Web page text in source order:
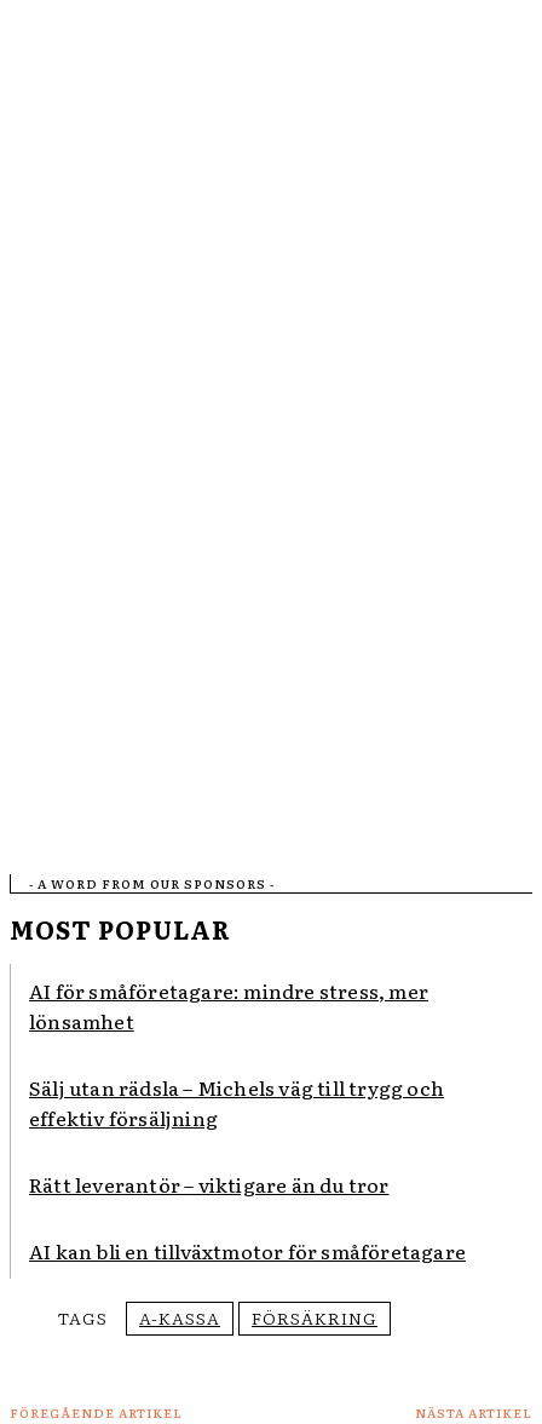
- A WORD FROM OUR SPONSORS -
MOST POPULAR
AI för småföretagare: mindre stress, mer
lönsamhet
Sälj utan rädsla – Michels väg till trygg och
effektiv försäljning
Rätt leverantör – viktigare än du tror
AI kan bli en tillväxtmotor för småföretagare
TAGS A-KASSA FÖRSÄKRING
FÖREGÅENDE ARTIKEL NÄSTA ARTIKEL